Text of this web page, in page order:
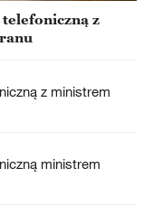
z
z ministrem
ministrem